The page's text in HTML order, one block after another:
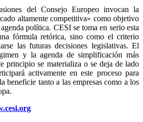
del Consejo Europeo invocan la
altamente competitiva» como objetivo
política. CESI se toma en serio esta
fórmula retórica, sino como el criterio
las futuras decisiones legislativas. El
y la agenda de simplificación más
principio se materializa o se deja de lado
activamente en este proceso para
beneficie tanto a las empresas como a los